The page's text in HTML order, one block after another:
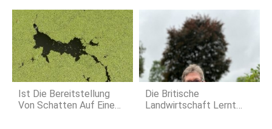
Verwendungen
Ist Die Bereitstellung
Von Schatten Auf Einem
Die Britische
Landwirtschaft Lernt